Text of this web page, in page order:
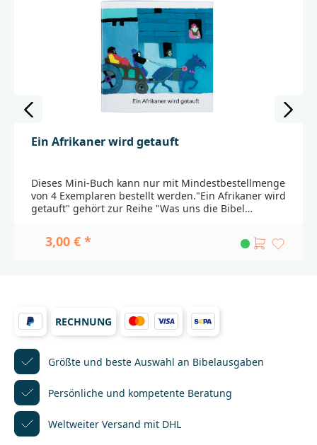
geprägt. Er war Leiter des Lektorats der Deutschen
Bibelgesellschaft________________________________________
_____________________Bei Fragen zur Produktsicherheit
wenden Sie sich bitte an:Deutsche
BibelgesellschaftBalinger Str. 31 A70567
Stuttgartproduktsicherheit@dbg.de
Ein Afrikaner wird getauft
Dieses Mini-Buch kann nur mit Mindestbestellmenge
von 4 Exemplaren bestellt werden."Ein Afrikaner wird
getauft" gehört zur Reihe "Was uns die Bibel
liebevolle Illustrationen lassen die Geschichte von
der Taufe eines Afrikaners in eindrücklichen Motiven
Kort, geboren 1934 in Nijkerk, ist der Meister
kindgemäßer, moderner Bibel-Illustration. Von 1956
bis 1962 studierte er Kunst in Amersfoort, Utrecht
und Amsterdam. Er lebt heute in
Bergen/Niederlande.Der AutorDr. Hellmut Haug
(1931-2009) hat maßgeblich die Gute Nachricht Bibel
geprägt. Er war Leiter des Lektorats der Deutschen
Bibelgesellschaft________________________________________
_____________________Bei Fragen zur Produktsicherheit
wenden Sie sich bitte an:Deutsche
BibelgesellschaftBalinger Str. 31 A70567
3,00 € *
RECHNUNG
Größte und beste Auswahl an Bibelausgaben
Persönliche und kompetente Beratung
Weltweiter Versand mit DHL